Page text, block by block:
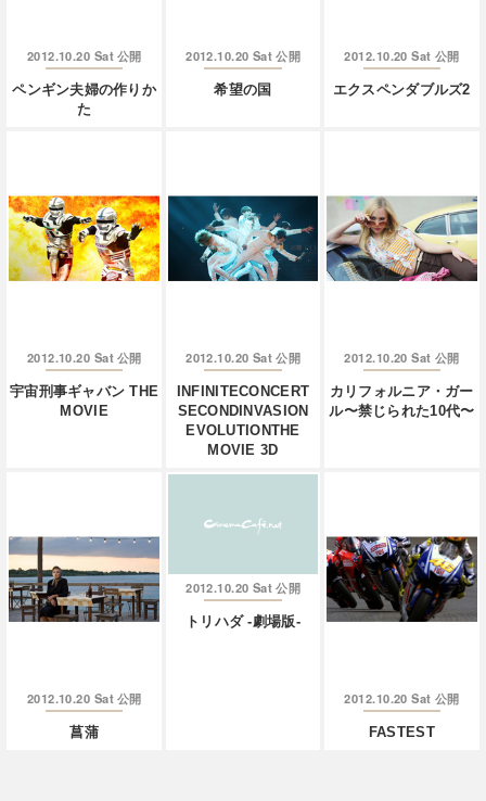
2012.10.20 Sat 公開
ペンギン夫婦の作りか
た
2012.10.20 Sat 公開
希望の国
2012.10.20 Sat 公開
エクスペンダブルズ2
2012.10.20 Sat 公開
宇宙刑事ギャバン THE
MOVIE
2012.10.20 Sat 公開
INFINITECONCERT
SECONDINVASION
EVOLUTIONTHE
MOVIE 3D
2012.10.20 Sat 公開
カリフォルニア・ガー
ル〜禁じられた10代〜
2012.10.20 Sat 公開
菖蒲
2012.10.20 Sat 公開
トリハダ -劇場版-
2012.10.20 Sat 公開
FASTEST